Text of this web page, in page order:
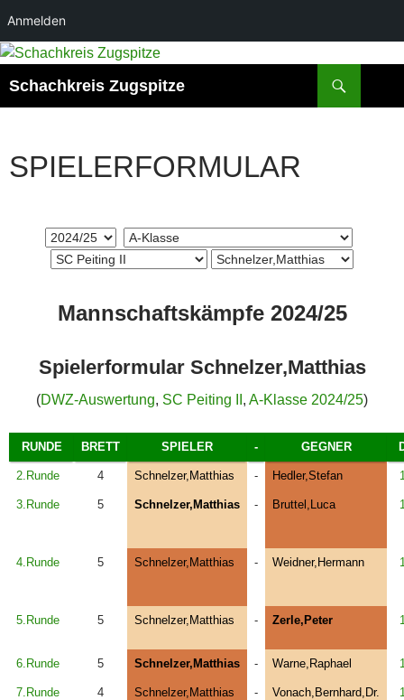
Anmelden
Zum
springen
Schachkreis Zugspitze
SPIELERFORMULAR
Mannschaftskämpfe 2024/25
Spielerformular Schnelzer,Matthias
(DWZ-Auswertung, SC Peiting II , A-Klasse 2024/25)
RUNDE BRETT SPIELER - GEGNER
2.Runde 4 Schnelzer,Matthias - Hedler,Stefan
3.Runde 5 Schnelzer,Matthias - Bruttel,Luca
4.Runde 5 Schnelzer,Matthias - Weidner,Hermann
5.Runde 5 Schnelzer,Matthias - Zerle,Peter
6.Runde 5 Schnelzer,Matthias - Warne,Raphael
7.Runde 4 Schnelzer,Matthias - Vonach,Bernhard,Dr.